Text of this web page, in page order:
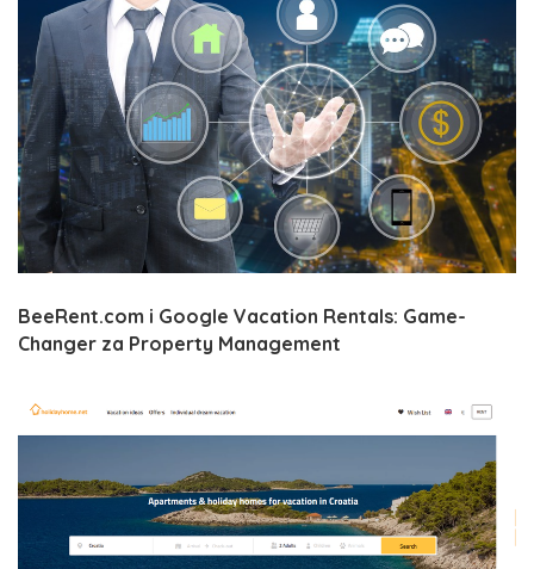
BeeRent.com i Google Vacation Rentals: Game-
Changer za Property Management